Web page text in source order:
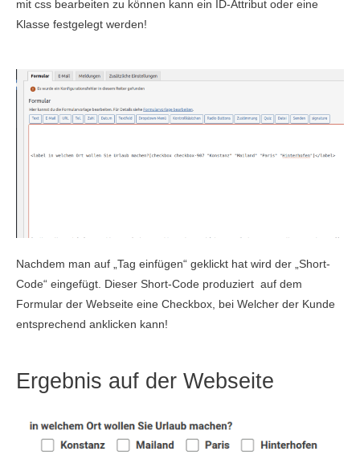
mit css bearbeiten zu können kann ein ID-Attribut oder eine
Klasse festgelegt werden!
Nachdem man auf „Tag einfügen“ geklickt hat wird der „Short-
Code“ eingefügt. Dieser Short-Code produziert auf dem
Formular der Webseite eine Checkbox, bei Welcher der Kunde
entsprechend anklicken kann!
Ergebnis auf der Webseite